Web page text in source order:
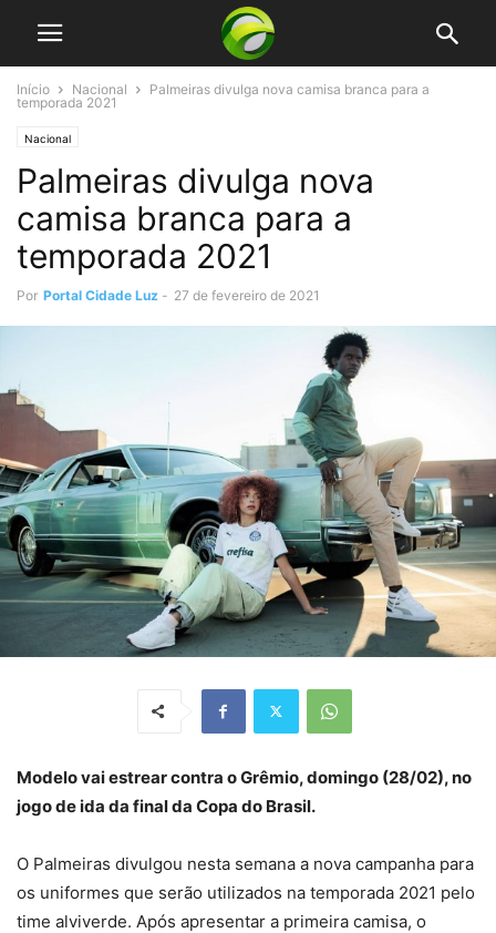
Início Nacional
Palmeiras divulga nova camisa branca para a
temporada 2021
Nacional
Palmeiras divulga nova
camisa branca para a
temporada 2021
Por Portal Cidade Luz - 27 de fevereiro de 2021
Modelo vai estrear contra o Grêmio, domingo (28/02), no
jogo de ida da final da Copa do Brasil.
O Palmeiras divulgou nesta semana a nova campanha para
os uniformes que serão utilizados na temporada 2021 pelo
time alviverde. Após apresentar a primeira camisa, o